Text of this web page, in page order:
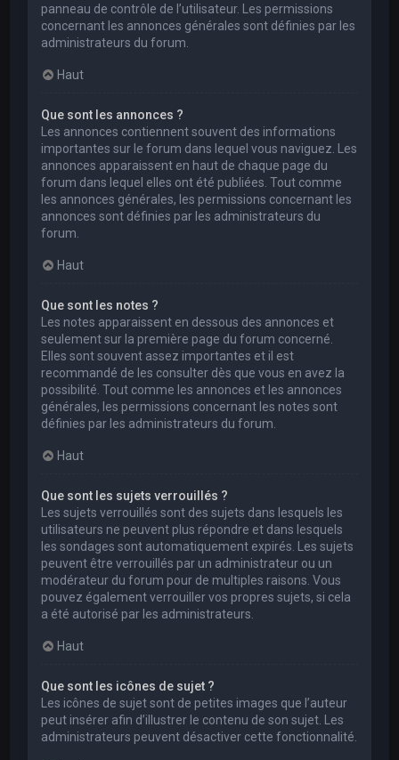
panneau de contrôle de l’utilisateur. Les permissions
concernant les annonces générales sont définies par les
administrateurs du forum.
Haut
Que sont les annonces ?
Les annonces contiennent souvent des informations
importantes sur le forum dans lequel vous naviguez. Les
annonces apparaissent en haut de chaque page du
forum dans lequel elles ont été publiées. Tout comme
les annonces générales, les permissions concernant les
annonces sont définies par les administrateurs du
forum.
Haut
Que sont les notes ?
Les notes apparaissent en dessous des annonces et
seulement sur la première page du forum concerné.
Elles sont souvent assez importantes et il est
recommandé de les consulter dès que vous en avez la
possibilité. Tout comme les annonces et les annonces
générales, les permissions concernant les notes sont
définies par les administrateurs du forum.
Haut
Que sont les sujets verrouillés ?
Les sujets verrouillés sont des sujets dans lesquels les
utilisateurs ne peuvent plus répondre et dans lesquels
les sondages sont automatiquement expirés. Les sujets
peuvent être verrouillés par un administrateur ou un
modérateur du forum pour de multiples raisons. Vous
pouvez également verrouiller vos propres sujets, si cela
a été autorisé par les administrateurs.
Haut
Que sont les icônes de sujet ?
Les icônes de sujet sont de petites images que l’auteur
peut insérer afin d’illustrer le contenu de son sujet. Les
administrateurs peuvent désactiver cette fonctionnalité.